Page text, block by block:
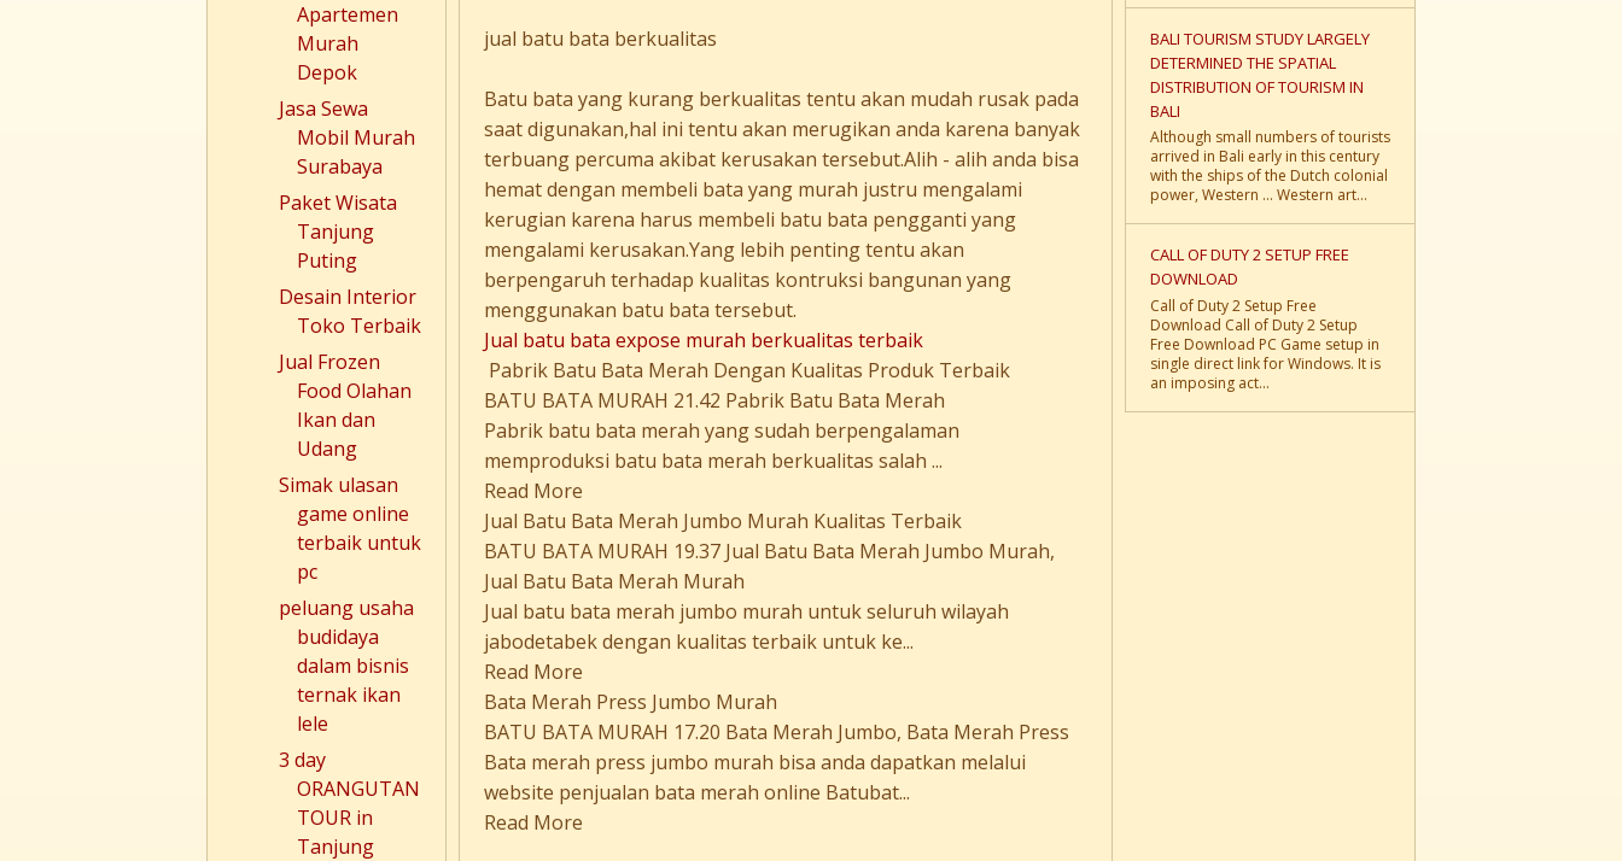
jual batu bata berkualitas
Batu bata yang kurang berkualitas tentu akan mudah rusak pada
saat digunakan,hal ini tentu akan merugikan anda karena banyak
terbuang percuma akibat kerusakan tersebut.Alih - alih anda bisa
hemat dengan membeli bata yang murah justru mengalami
kerugian karena harus membeli batu bata pengganti yang
mengalami kerusakan.Yang lebih penting tentu akan
berpengaruh terhadap kualitas kontruksi bangunan yang
menggunakan batu bata tersebut.
Jual batu bata expose murah berkualitas terbaik
Pabrik Batu Bata Merah Dengan Kualitas Produk Terbaik
BATU BATA MURAH 21.42 Pabrik Batu Bata Merah
Pabrik batu bata merah yang sudah berpengalaman
memproduksi batu bata merah berkualitas salah ...
Read More
Jual Batu Bata Merah Jumbo Murah Kualitas Terbaik
BATU BATA MURAH 19.37 Jual Batu Bata Merah Jumbo Murah,
Jual Batu Bata Merah Murah
Jual batu bata merah jumbo murah untuk seluruh wilayah
jabodetabek dengan kualitas terbaik untuk ke...
Read More
Bata Merah Press Jumbo Murah
BATU BATA MURAH 17.20 Bata Merah Jumbo, Bata Merah Press
Bata merah press jumbo murah bisa anda dapatkan melalui
website penjualan bata merah online Batubat...
Read More
Apartemen
Murah
Depok
Jasa Sewa
Mobil Murah
Surabaya
Paket Wisata
Tanjung
Puting
Desain Interior
Toko Terbaik
Jual Frozen
Food Olahan
Ikan dan
Udang
Simak ulasan
game online
terbaik untuk
pc
peluang usaha
budidaya
dalam bisnis
ternak ikan
lele
3 day
ORANGUTAN
TOUR in
Tanjung
BALI TOURISM STUDY LARGELY
DETERMINED THE SPATIAL
DISTRIBUTION OF TOURISM IN
BALI
Although small numbers of tourists
arrived in Bali early in this century
with the ships of the Dutch colonial
power, Western ... Western art...
CALL OF DUTY 2 SETUP FREE
DOWNLOAD
Call of Duty 2 Setup Free
Download Call of Duty 2 Setup
Free Download PC Game setup in
single direct link for Windows. It is
an imposing act...